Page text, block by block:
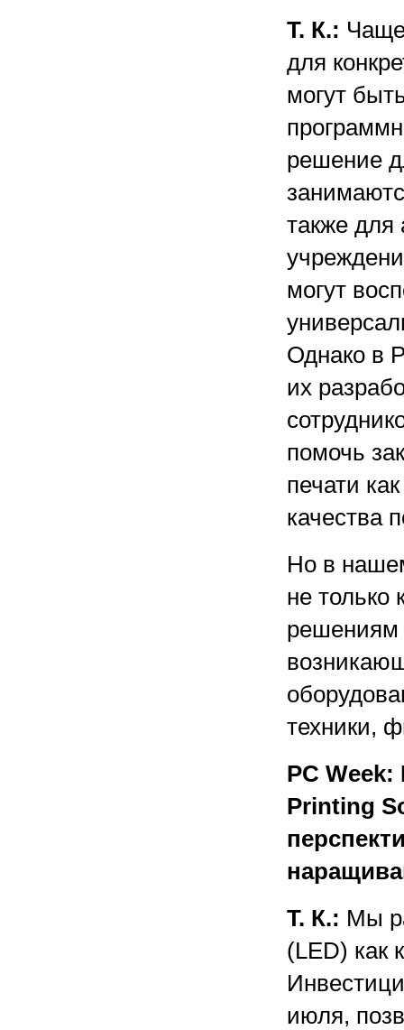
Т. К.:
для
могут
решение
также для
могут
Однако в
их
помочь
печати
качества
Но в
не только
решениям
техники,
PC Week:
Printing
Т. К.: Мы
(LED) как
июля,